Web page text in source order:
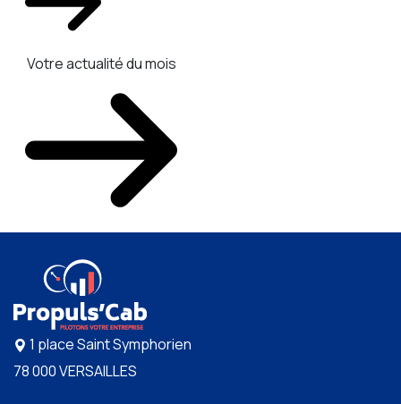
Votre actualité du mois
1 place Saint Symphorien
78 000 VERSAILLES